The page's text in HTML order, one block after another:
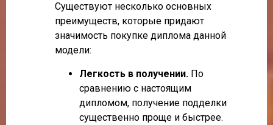
Существуют несколько основных
преимуществ, которые придают
значимость покупке диплома данной
модели:
Легкость в получении. По
сравнению с настоящим
дипломом, получение подделки
существенно проще и быстрее.